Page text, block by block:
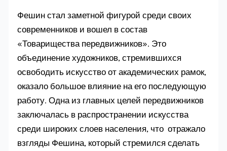
Фешин стал заметной фигурой среди своих
современников и вошел в состав
«Товарищества передвижников». Это
объединение художников, стремившихся
освободить искусство от академических рамок,
оказало большое влияние на его последующую
работу. Одна из главных целей передвижников
заключалась в распространении искусства
среди широких слоев населения, что отражало
взгляды Фешина, который стремился сделать